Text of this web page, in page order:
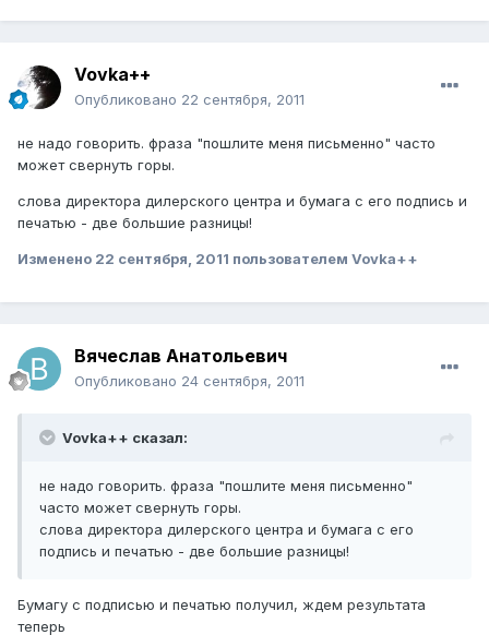
Vovka++
Опубликовано 22 сентября, 2011
не надо говорить. фраза "пошлите меня письменно" часто
может свернуть горы.
слова директора дилерского центра и бумага с его подпись и
печатью - две большие разницы!
Изменено 22 сентября, 2011 пользователем Vovka++
Вячеслав Анатольевич
Опубликовано 24 сентября, 2011
Vovka++ сказал:
не надо говорить. фраза "пошлите меня письменно"
часто может свернуть горы.
слова директора дилерского центра и бумага с его
подпись и печатью - две большие разницы!
Бумагу с подписью и печатью получил, ждем результата
теперь